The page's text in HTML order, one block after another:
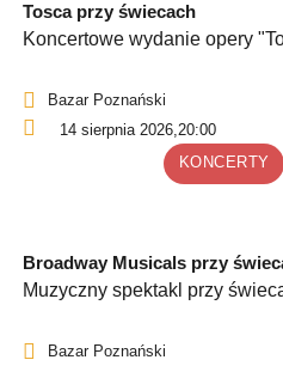
Tosca przy świecach
Koncertowe wydanie opery
Bazar Poznański
14 sierpnia 2026,20:00
KONCERTY
Broadway Musicals przy
Muzyczny spektakl przy
Bazar Poznański